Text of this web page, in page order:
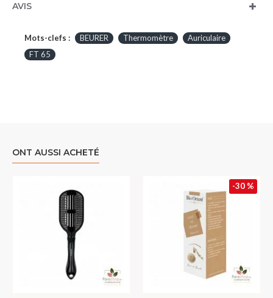
AVIS
Mots-clefs : BEURER Thermomètre
Auriculaire
FT 65
ONT AUSSI ACHETÉ
-30 %